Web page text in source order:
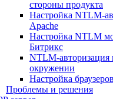
стороны продукта
Настройка NTLM-
Apache
Настройка NTLM
Битрикс
NTLM-авторизация
окружении
Настройка
Проблемы и решения